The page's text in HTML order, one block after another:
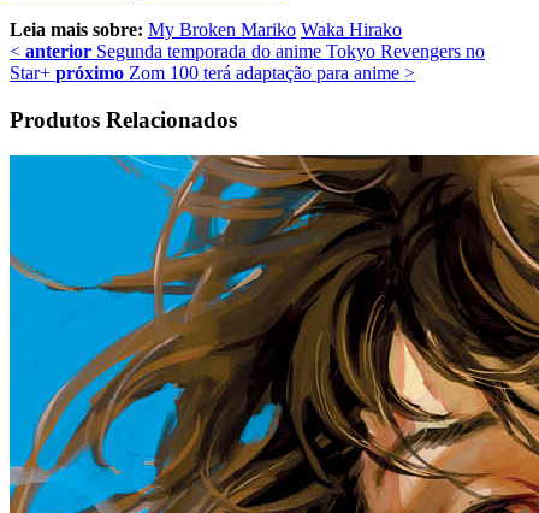
Leia mais sobre: My Broken Mariko Waka Hirako
< anterior Segunda temporada do anime Tokyo Revengers no
Star+ próximo Zom 100 terá adaptação para anime >
Produtos Relacionados